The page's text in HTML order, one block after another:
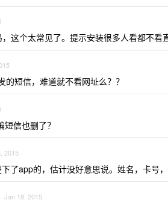
这个太常见了。提示安装很多人看都不看
的短信，难道就不看网址么？？
短信也删了？
2015
了app的，估计没好意思说。姓名，卡号
Jan 18, 2015